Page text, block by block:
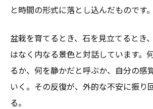
と時間の形式に落とし込んだものです。
盆栽を育てるとき、石を見立てるとき
はなく内なる景色と対話しています。
るか、何を静かだと呼ぶか、自分の感
いく。その反復が、外的な不安に振り
る。